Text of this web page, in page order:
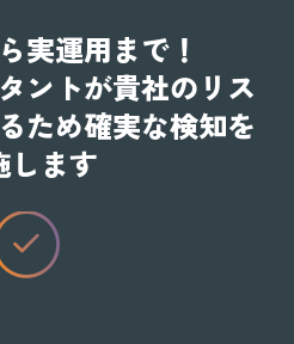
実運用まで！
ントが貴社のリス
ため確実な検知を
します